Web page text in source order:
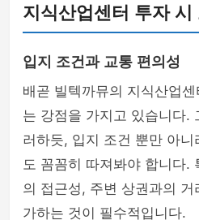
지식산업센터 투자 시
입지 조건과 교통 편의성
배곧 빌텍까뮤의 지식산업센
는 강점을 가지고 있습니다.
러하듯, 입지 조건 뿐만 아
도 꼼꼼히 따져봐야 합니다.
의 접근성, 주변 상권과의
가하는 것이 필수적입니다.